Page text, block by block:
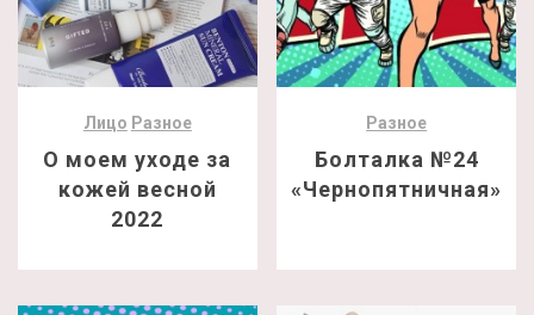
Лицо Разное
О моем уходе за
кожей весной
2022
Разное
Болталка №24
«Чернопятничная»